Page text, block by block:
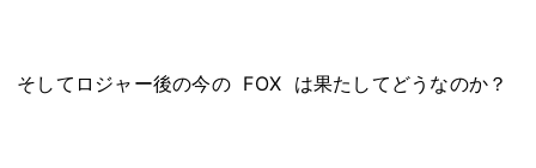
そしてロジャー後の今の FOX は果たしてどうなのか？